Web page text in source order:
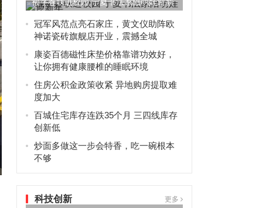
年
冠军风范点亮石家庄，黄文仪助阵欧
神诺瓷砖旗舰店开业，震撼全城
康姿百德磁性床垫价格靠谱功效好，
让你拥有健康腰椎的睡眠环境
住房公积金政策收紧 异地购房提取难
度加大
百城住宅库存连跌35个月 三四线库存
创新低
炒面多做这一步会特香，吃一碗根本
不够
科技创新 更多